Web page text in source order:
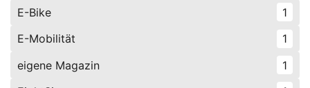
E-Bike
1
E-Mobilität
1
eigene Magazin
1